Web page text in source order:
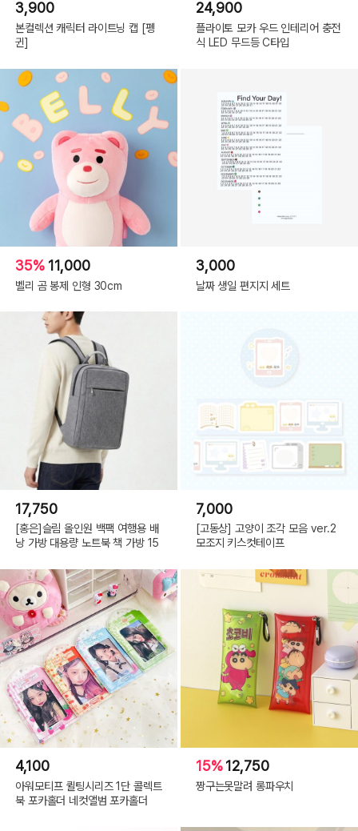
3,900
본컬렉션 캐릭터 라이트닝 캡 [펭
귄]
24,900
플라이토 모카 우드 인테리어 충전
식 LED 무드등 C타입
35% 11,000
벨리 곰 봉제 인형 30cm
3,000
날짜 생일 편지지 세트
17,750
[홍은]슬림 올인원 백팩 여행용 배
낭 가방 대용량 노트북 책 가방 15
7,000
[고동상] 고양이 조각 모음 ver.2
모조지 키스컷테이프
4,100
아워모티프 퀼팅시리즈 1단 콜렉트
북 포카홀더 네컷앨범 포카홀더
15%12,750
짱구는못말려 롱파우치